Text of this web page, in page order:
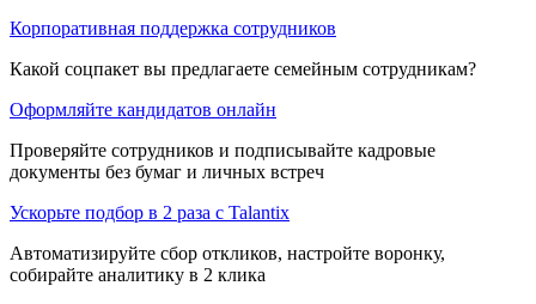
Корпоративная поддержка сотрудников
Какой соцпакет вы предлагаете семейным сотрудникам?
Оформляйте кандидатов онлайн
Проверяйте сотрудников и подписывайте кадровые
документы без бумаг и личных встреч
Ускорьте подбор в 2 раза с Talantix
Автоматизируйте сбор откликов, настройте воронку,
собирайте аналитику в 2 клика